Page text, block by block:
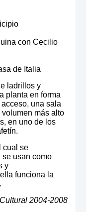
con Cecilio
de Italia
ladrillos y
planta en forma
una sala
más alto
en uno de los
cual se
usan como
y
funciona la
2004-2008